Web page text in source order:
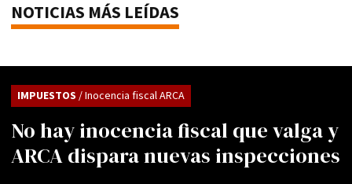
NOTICIAS MÁS LEÍDAS
No hay inocencia fiscal que valga y
ARCA dispara nuevas inspecciones
IMPUESTOS / Inocencia fiscal ARCA